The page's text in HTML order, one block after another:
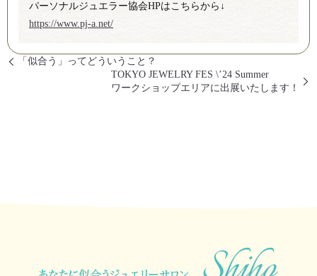
パーソナルジュエラー協会HPはこちらから↓
https://www.pj-a.net/
「似合う」ってどういうこと？
TOKYO JEWELRY FES \’24 Summer
ワークショップエリアに出展いたします！